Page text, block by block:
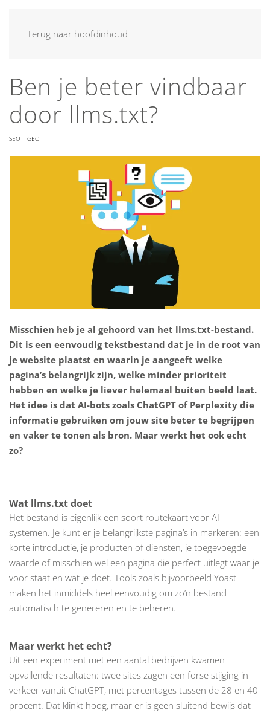
Terug naar hoofdinhoud
Ben je beter vindbaar
door llms.txt?
SEO | GEO
Misschien heb je al gehoord van het llms.txt-bestand.
Dit is een eenvoudig tekstbestand dat je in de root van
je website plaatst en waarin je aangeeft welke
pagina’s belangrijk zijn, welke minder prioriteit
hebben en welke je liever helemaal buiten beeld laat.
Het idee is dat AI-bots zoals ChatGPT of Perplexity die
informatie gebruiken om jouw site beter te begrijpen
en vaker te tonen als bron. Maar werkt het ook echt
zo?
Wat llms.txt doet
Het bestand is eigenlijk een soort routekaart voor AI-
systemen. Je kunt er je belangrijkste pagina’s in markeren: een
korte introductie, je producten of diensten, je toegevoegde
waarde of misschien wel een pagina die perfect uitlegt waar je
voor staat en wat je doet. Tools zoals bijvoorbeeld Yoast
maken het inmiddels heel eenvoudig om zo’n bestand
automatisch te genereren en te beheren.
Maar werkt het echt?
Uit een experiment met een aantal bedrijven kwamen
opvallende resultaten: twee sites zagen een forse stijging in
verkeer vanuit ChatGPT, met percentages tussen de 28 en 40
procent. Dat klinkt hoog, maar er is geen sluitend bewijs dat